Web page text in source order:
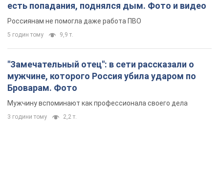
Мужчину вспоминают как профессионала своего дела
3 години тому 2,2 т.